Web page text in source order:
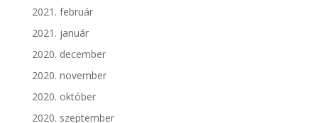
2021. február
2021. január
2020. december
2020. november
2020. október
2020. szeptember